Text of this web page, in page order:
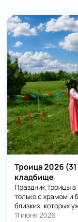
Троица 2026
кладбище
Праздник Троицы
только с храмом и
близких, которых
11 июня 2026